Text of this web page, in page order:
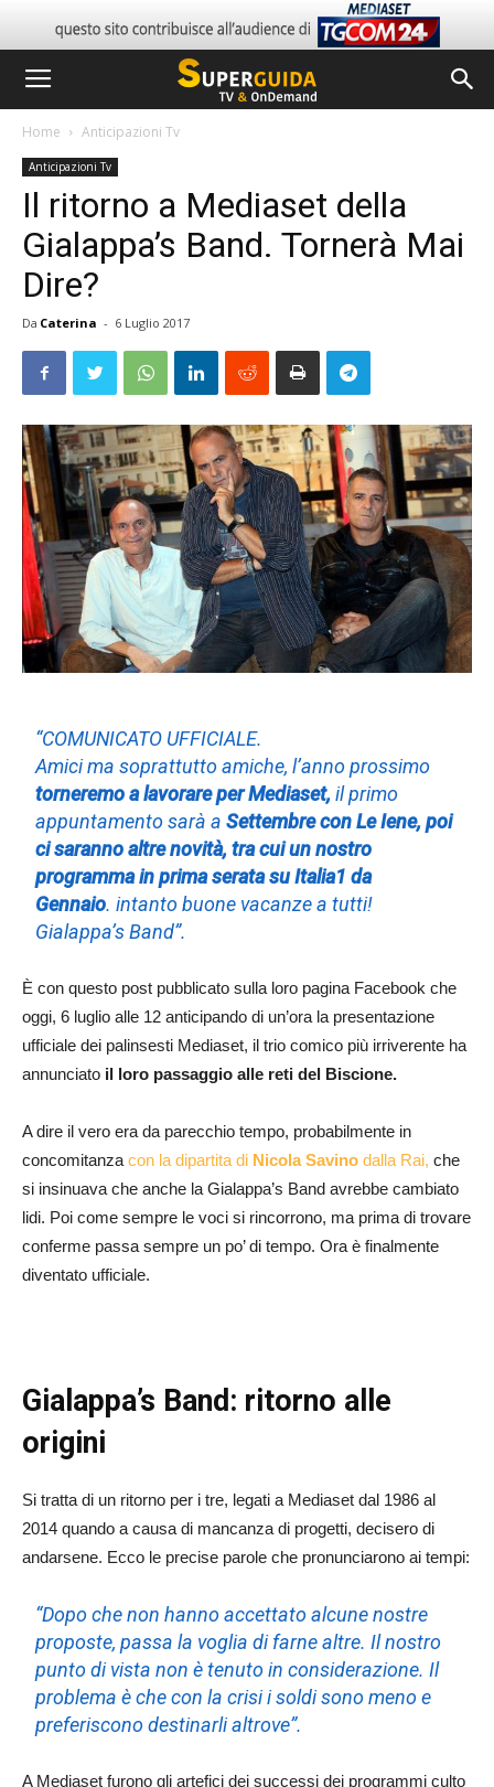
Home Anticipazioni Tv
Anticipazioni Tv
Il ritorno a Mediaset della
Gialappa’s Band. Tornerà Mai
Dire?
Da Caterina - 6 Luglio 2017
“COMUNICATO UFFICIALE.
Amici ma soprattutto amiche, l’anno prossimo
torneremo a lavorare per Mediaset,il primo
appuntamento sarà aSettembre con Le Iene, poi
ci saranno altre novità, tra cui un nostro
programma in prima serata su Italia1 da
Gennaio.intanto buone vacanze a tutti!
Gialappa’s Band”.
È con questo post pubblicato sulla loro pagina Facebook che
oggi, 6 luglio alle 12 anticipando di un’ora la presentazione
ufficiale dei palinsesti Mediaset, il trio comico più irriverente ha
annunciato il loro passaggio alle reti del Biscione.
A dire il vero era da parecchio tempo, probabilmente in
concomitanza con la dipartita di Nicola Savino dalla Rai, che
si insinuava che anche la Gialappa’s Band avrebbe cambiato
lidi. Poi come sempre le voci si rincorrono, ma prima di trovare
conferme passa sempre un po’ di tempo. Ora è finalmente
diventato ufficiale.
Gialappa’s Band: ritorno alle
origini
Si tratta di un ritorno per i tre, legati a Mediaset dal 1986 al
2014 quando a causa di mancanza di progetti, decisero di
andarsene. Ecco le precise parole che pronunciarono ai tempi:
“Dopo che non hanno accettato alcune nostre
proposte, passa la voglia di farne altre. Il nostro
punto di vista non è tenuto in considerazione. Il
problema è che con la crisi i soldi sono meno e
preferiscono destinarli altrove”.
A Mediaset furono gli artefici dei successi dei programmi culto